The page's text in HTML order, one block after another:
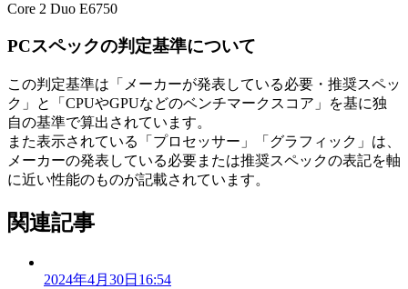
Core 2 Duo E6750
PCスペックの判定基準について
この判定基準は「メーカーが発表している必要・推奨スペッ
ク」と「CPUやGPUなどのベンチマークスコア」を基に独
自の基準で算出されています。
また表示されている「プロセッサー」「グラフィック」は、
メーカーの発表している必要または推奨スペックの表記を軸
に近い性能のものが記載されています。
関連記事
2024年4月30日16:54